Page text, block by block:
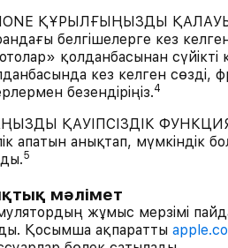
ҚҰРЫЛҒЫҢЫЗДЫ
белгішелерге кез
қолданбасынан сүйікті
кез келген
безендіріңіз.4
ҚАУІПСІЗДІК
апатын анықтап, мүмкіндік
5
мәлімет
жұмыс мерзімі
Қосымша ақпаратты